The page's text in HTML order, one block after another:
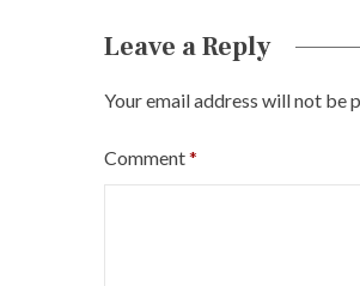
o
n
Leave a Reply
Your email address will not be
Comment*